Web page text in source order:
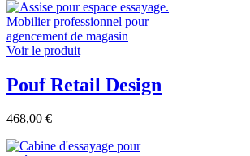
Voir le produit
Pouf Retail Design
468,00 €